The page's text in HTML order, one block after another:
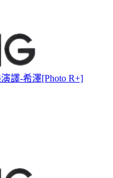
譯-希澤[Photo R+]